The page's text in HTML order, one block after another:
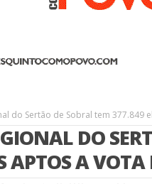
do Sertão de Sobral tem
DO
APTOS A